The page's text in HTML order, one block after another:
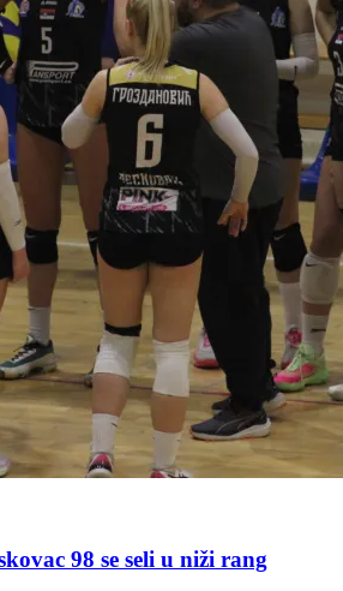
98 se seli u niži rang